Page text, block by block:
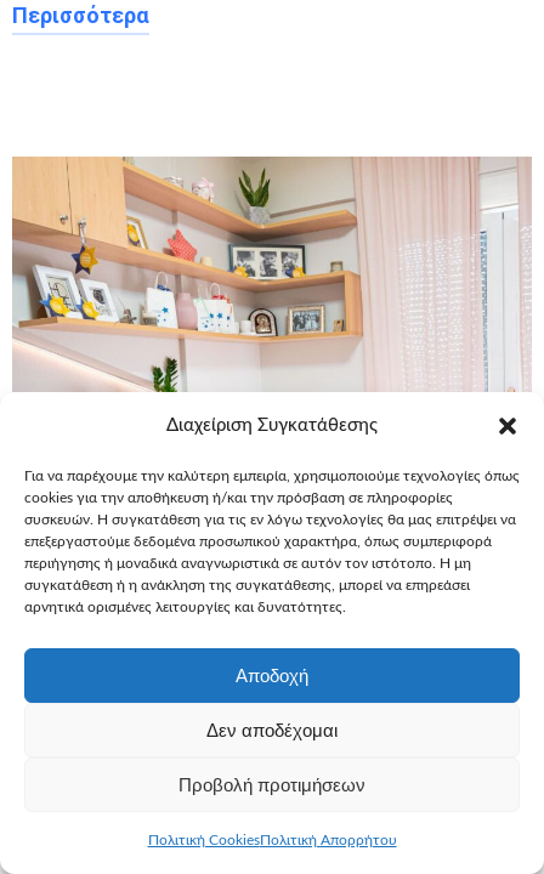
Διαχείριση Συγκατάθεσης
Για να παρέχουμε την καλύτερη εμπειρία, χρησιμοποιούμε τεχνολογίες όπως
cookies για την αποθήκευση ή/και την πρόσβαση σε πληροφορίες
συσκευών. Η συγκατάθεση για τις εν λόγω τεχνολογίες θα μας επιτρέψει να
επεξεργαστούμε δεδομένα προσωπικού χαρακτήρα, όπως συμπεριφορά
περιήγησης ή μοναδικά αναγνωριστικά σε αυτόν τον ιστότοπο. Η μη
συγκατάθεση ή η ανάκληση της συγκατάθεσης, μπορεί να επηρεάσει
αρνητικά ορισμένες λειτουργίες και δυνατότητες.
Αποδοχή
Δεν αποδέχομαι
Προβολή προτιμήσεων
Πολιτική CookiesΠολιτική Απορρήτου
Περισσότερα
Ευχές
Εύχομαι να αποκτήσω ένα νεανικό
και χαλαρωτικό δωμάτιο – Γ., 12,